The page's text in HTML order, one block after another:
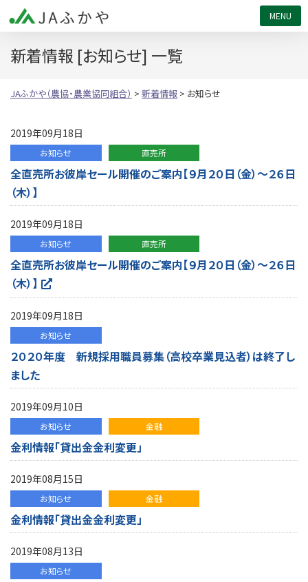
新着情報 [お知らせ] 一覧
JAふかや（農協・農業協同組合） > 新着情報 > お知らせ
2019年09月18日
お知らせ 直売所
全直売所お彼岸セール開催のご案内【９月２０日（金）～２６日
（木）】
2019年09月18日
お知らせ 直売所
全直売所お彼岸セール開催のご案内【９月２０日（金）～２６日
（木）】
2019年09月18日
お知らせ
２０２０年度 新規採用職員募集（高校卒業見込者）は終了し
ました
2019年09月10日
お知らせ 金融
金利情報「貸出金金利変更」
2019年08月15日
お知らせ 金融
金利情報「貸出金金利変更」
2019年08月13日
お知らせ